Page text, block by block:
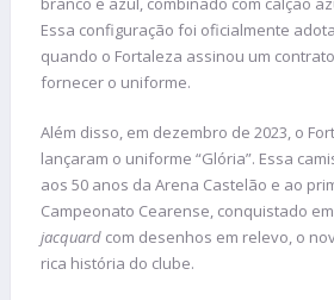
Essa configuração foi oficialmente
quando o Fortaleza assinou um
fornecer o uniforme.
Além disso, em dezembro de 2023, o
lançaram o uniforme “Glória”. Essa
aos 50 anos da Arena Castelão e ao
Campeonato Cearense, conquistado
jacquard com desenhos em relevo, o
rica história do clube.